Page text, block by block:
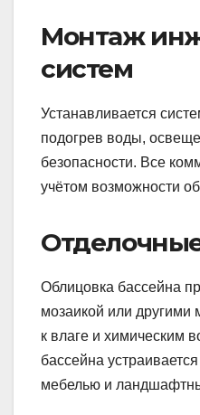
Монтаж
систем
Устанавливается
подогрев воды,
безопасности. Все
учётом возможности
Облицовка бассейна
мозаикой или другими
к влаге и химическим
бассейна
мебелью и